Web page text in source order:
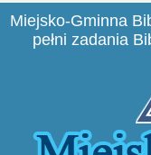
Miejsko-Gminna
pełni zadania